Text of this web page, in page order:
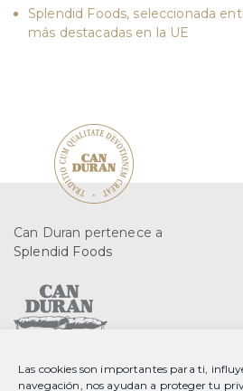
Las cookies son importantes para ti,
navegación, nos ayudan a proteger tu
Splendid Foods, seleccionada
más destacadas en la UE
Can Duran pertenece a
Splendid Foods
C. Gurri, 2 08553 Seva